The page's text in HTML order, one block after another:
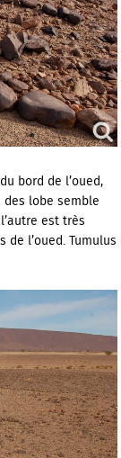
bord de l’oued,
lobe semble
est très
l’oued. Tumulus